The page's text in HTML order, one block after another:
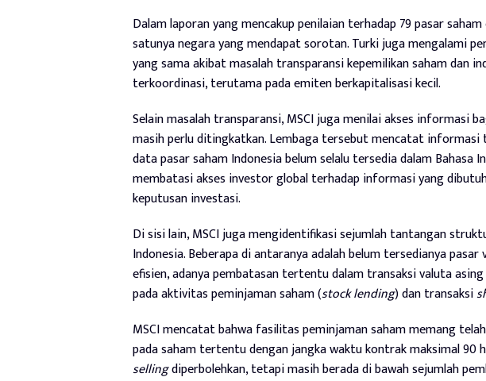
Dalam laporan yang mencakup penilaian terhadap 79 pasar
satunya negara yang mendapat sorotan. Turki juga mengalami
yang sama akibat masalah transparansi kepemilikan saham dan
terkoordinasi, terutama pada emiten berkapitalisasi kecil.
Selain masalah transparansi, MSCI juga menilai akses informasi
masih perlu ditingkatkan. Lembaga tersebut mencatat
data pasar saham Indonesia belum selalu tersedia dalam Bahasa
membatasi akses investor global terhadap informasi yang
keputusan investasi.
Di sisi lain, MSCI juga mengidentifikasi sejumlah tantangan
Indonesia. Beberapa di antaranya adalah belum tersedianya
efisien, adanya pembatasan tertentu dalam transaksi valuta
pada aktivitas peminjaman saham (stock lending) dan transaksi
MSCI mencatat bahwa fasilitas peminjaman saham memang
pada saham tertentu dengan jangka waktu kontrak maksimal 90
sellingdiperbolehkan, tetapi masih berada di bawah sejumlah